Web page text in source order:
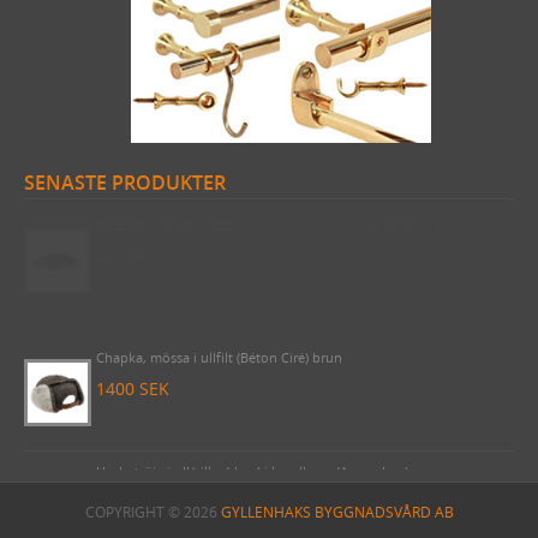
SENASTE PRODUKTER
Chapka, mössa i ullfilt (Béton Ciré) brun
1400 SEK
Undertröja i ull/silke (dam) i korallrosa (Armor Lux)
870 SEK
COPYRIGHT © 2026 GYLLENHAKS BYGGNADSVÅRD AB